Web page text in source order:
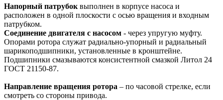
Напорный патрубок выполнен в корпусе насоса и
расположен в одной плоскости с осью вращения и входным
патрубком.
Соединение двигателя с насосом - через упругую муфту.
Опорами ротора служат радиально-упорный и радиальный
шарикоподшипники, установленные в кронштейне.
Подшипники смазываются консистентной смазкой Литол 24
ГОСТ 21150-87.
Направление вращения ротора – по часовой стрелке, если
смотреть со стороны привода.